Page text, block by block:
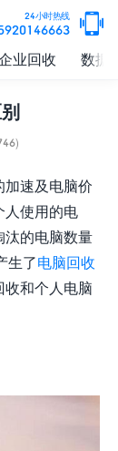
24小时热线 
业回收 数据
加速及电脑价
人使用的电
汰的电脑数量
生了电脑回收
收和个人电脑